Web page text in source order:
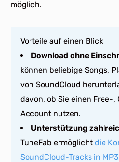
möglich.
Vorteile auf einen Blick:
Download ohne
können beliebige Songs,
von SoundCloud
davon, ob Sie einen Free-,
Account nutzen.
Unterstützung
TuneFab ermöglichtdie
SoundCloud-Tracks in MP3